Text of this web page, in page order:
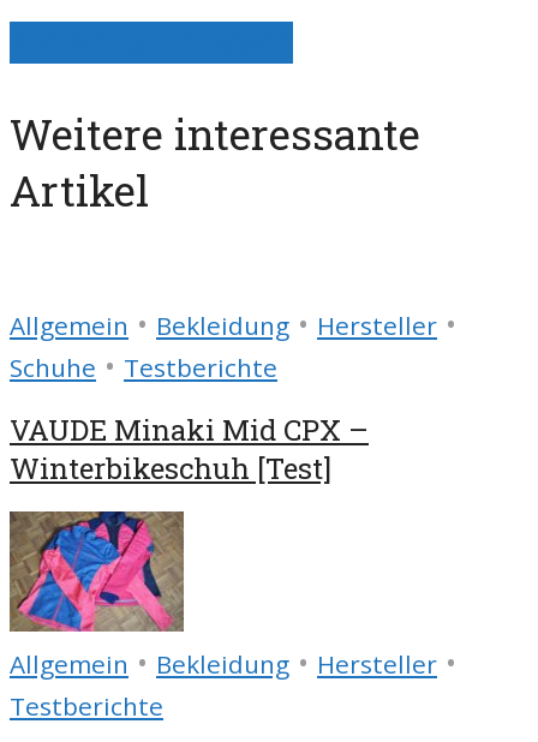
Weitere interessante
Artikel
Allgemein • Bekleidung • Hersteller •
Schuhe • Testberichte
VAUDE Minaki Mid CPX –
Winterbikeschuh [Test]
Allgemein • Bekleidung • Hersteller •
Testberichte